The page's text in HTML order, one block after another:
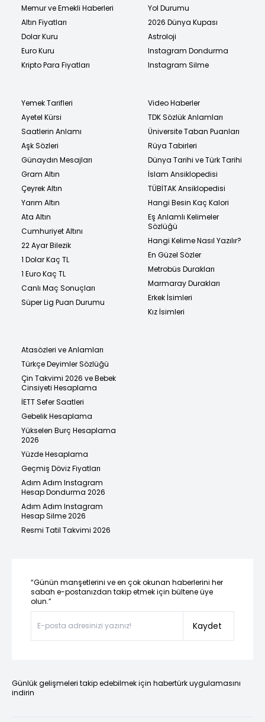
Memur ve Emekli Haberleri
Altın Fiyatları
Dolar Kuru
Euro Kuru
Kripto Para Fiyatları
Yol Durumu
2026 Dünya Kupası
Astroloji
Instagram Dondurma
Instagram Silme
Yemek Tarifleri
Ayetel Kürsi
Saatlerin Anlamı
Aşk Sözleri
Günaydın Mesajları
Gram Altın
Çeyrek Altın
Yarım Altın
Ata Altın
Cumhuriyet Altını
22 Ayar Bilezik
1 Dolar Kaç TL
1 Euro Kaç TL
Canlı Maç Sonuçları
Süper Lig Puan Durumu
Video Haberler
TDK Sözlük Anlamları
Üniversite Taban Puanları
Rüya Tabirleri
Dünya Tarihi ve Türk Tarihi
İslam Ansiklopedisi
TÜBİTAK Ansiklopedisi
Hangi Besin Kaç Kalori
Eş Anlamlı Kelimeler
Sözlüğü
Hangi Kelime Nasıl Yazılır?
En Güzel Sözler
Metrobüs Durakları
Marmaray Durakları
Erkek İsimleri
Kız İsimleri
Atasözleri ve Anlamları
Türkçe Deyimler Sözlüğü
Çin Takvimi 2026 ve Bebek
Cinsiyeti Hesaplama
İETT Sefer Saatleri
Gebelik Hesaplama
Yükselen Burç Hesaplama
2026
Yüzde Hesaplama
Geçmiş Döviz Fiyatları
Adım Adım Instagram
Hesap Dondurma 2026
Adım Adım Instagram
Hesap Silme 2026
Resmi Tatil Takvimi 2026
“Günün manşetlerini ve en çok okunan haberlerini her
sabah e-postanızdan takip etmek için bültene üye
olun.”
Kaydet
Günlük gelişmeleri takip edebilmek için habertürk uygulamasını
indirin